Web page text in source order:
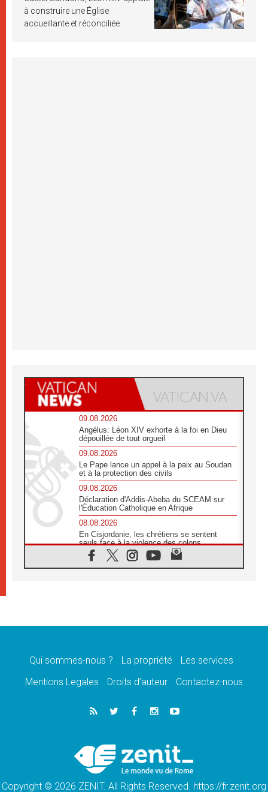
à construire une Église
accueillante et réconciliée
09.08.2026
Angélus: Léon XIV exhorte à la foi en Dieu
dépouillée de tout orgueil
09.08.2026
Le Pape lance un appel à la paix au Soudan
et à la protection des civils
09.08.2026
Déclaration d'Addis-Abeba du SCEAM sur
l'Éducation Catholique en Afrique
08.08.2026
En Cisjordanie, les chrétiens se sentent
seuls face à la violence des colons
08.08.2026
Léon XIV au sanctuaire de Notre Dame du
08.08.2026
08.08.2026
catholiques
Au Bangladesh, l'Église accompagne les
Dalits sur le chemin de la dignité
Philippines: le vicariat apostolique de
Calapan devient un diocèse
Qui sommes-nous ? La propriété
Les services
Mentions Legales
Droits d’auteur Contactez-nous
Copyright © 2026 ZENIT. All Rights Reserved. https://fr.zenit.org